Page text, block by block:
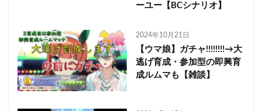
ーユー【BCシナリオ】
2024年10月21日
【ウマ娘】ガチャ!!!!!!!!→大
逃げ育成・参加型の即興育
成ルムマも【雑談】